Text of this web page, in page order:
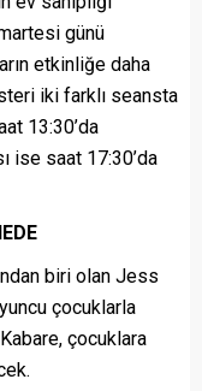
günü
etkinliğe daha
iki farklı seansta
13:30’da
ise saat 17:30’da
biri olan Jess
çocuklarla
çocuklara